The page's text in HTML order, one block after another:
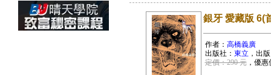
銀牙 愛藏版 6(
作者： 高橋義廣
出版社： 東立 ，出
定價：290 元，優惠